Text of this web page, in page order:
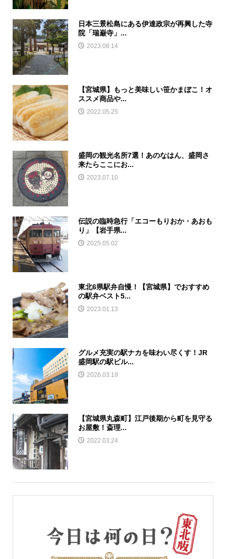
日本三景松島にある伊達政宗が再興した寺
院「瑞巌寺」...
2023.08.14
【宮城県】もっと美味しい笹かまぼこ！オ
ススメ商品や...
2022.05.25
盛岡の観光名所7選！あのなはん、盛岡さ
来たらここにお...
2023.07.10
伝説の臨時急行「エコーもりおか・あおも
り」【岩手県...
2025.05.02
東北6県駅弁自慢！【宮城県】でおすすめ
の駅弁ベスト5...
2023.01.13
グルメ充実の駅ナカを味わい尽くす！JR
盛岡駅の駅ビル...
2026.03.19
【宮城県丸森町】江戸後期から町を見守る
お屋敷！斎理...
2022.03.24